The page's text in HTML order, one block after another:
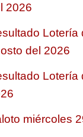
2026
Lotería
del 2026
Lotería
miércoles